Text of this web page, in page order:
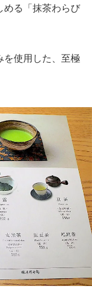
める「抹茶わらび
を使用した、至極